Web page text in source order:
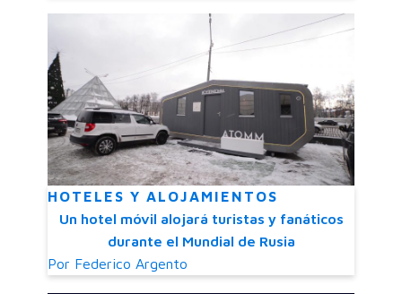
HOTELES Y ALOJAMIENTOS
Un hotel móvil alojará turistas y fanáticos
durante el Mundial de Rusia
Por Federico Argento